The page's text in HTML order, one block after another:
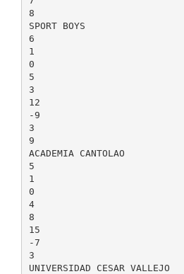
8
SPORT BOYS
6
1
0
5
3
12
-9
3
9
ACADEMIA CANTOLAO
5
1
0
4
8
15
-7
3
UNIVERSIDAD CESAR VALLEJO